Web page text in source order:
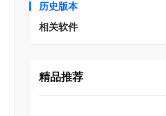
历史版本
相关软件
精品推荐